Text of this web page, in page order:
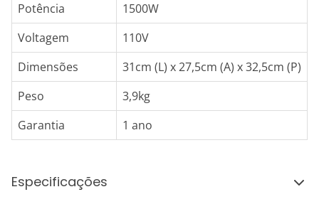
Potência
1500W
Voltagem
110V
Dimensões
31cm (L) x 27,5cm (A) x 32,5cm (P)
Peso
3,9kg
Garantia
1 ano
Especificações